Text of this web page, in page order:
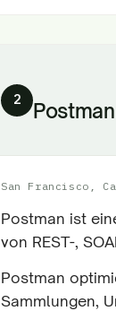
2 Postman
San Francisco,
Postman ist
von REST-,
Postman
Sammlungen,